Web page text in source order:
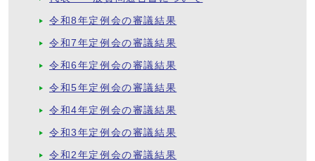
令和8年定例会の審議結果
令和7年定例会の審議結果
令和6年定例会の審議結果
令和5年定例会の審議結果
令和4年定例会の審議結果
令和3年定例会の審議結果
令和2年定例会の審議結果